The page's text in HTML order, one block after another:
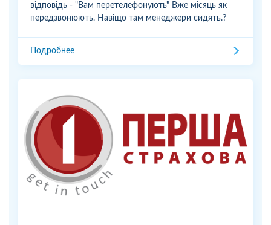
відповідь - "Вам перетелефонують" Вже місяць як
передзвонюють. Навіщо там менеджери сидять.?
Подробнее